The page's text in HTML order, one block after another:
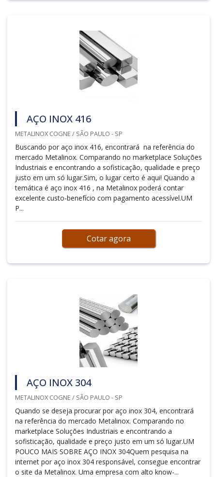
AÇO INOX 416
METALINOX COGNE / SÃO PAULO - SP
Buscando por aço inox 416, encontrará na referência do
mercado Metalinox. Comparando no marketplace Soluções
Industriais e encontrando a sofisticação, qualidade e preço
justo em um só lugar.Sim, o lugar certo é aqui! Quando a
temática é aço inox 416 , na Metalinox poderá contar
excelente custo-benefício com pagamento acessível.UM
P...
Cotar agora
AÇO INOX 304
METALINOX COGNE / SÃO PAULO - SP
Quando se deseja procurar por aço inox 304, encontrará
na referência do mercado Metalinox. Comparando no
marketplace Soluções Industriais e encontrando a
sofisticação, qualidade e preço justo em um só lugar.UM
POUCO MAIS SOBRE AÇO INOX 304Quem pesquisa na
internet por aço inox 304 responsável, consegue encontrar
o site da Metalinox. Uma empresa com alto know-...